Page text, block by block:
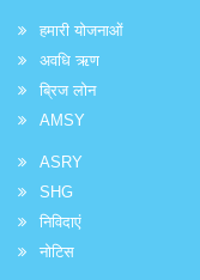
हमारी योजनाओं
अवधि ऋण
ब्रिज लोन
AMSY
ASRY
SHG
निविदाएं
नोटिस